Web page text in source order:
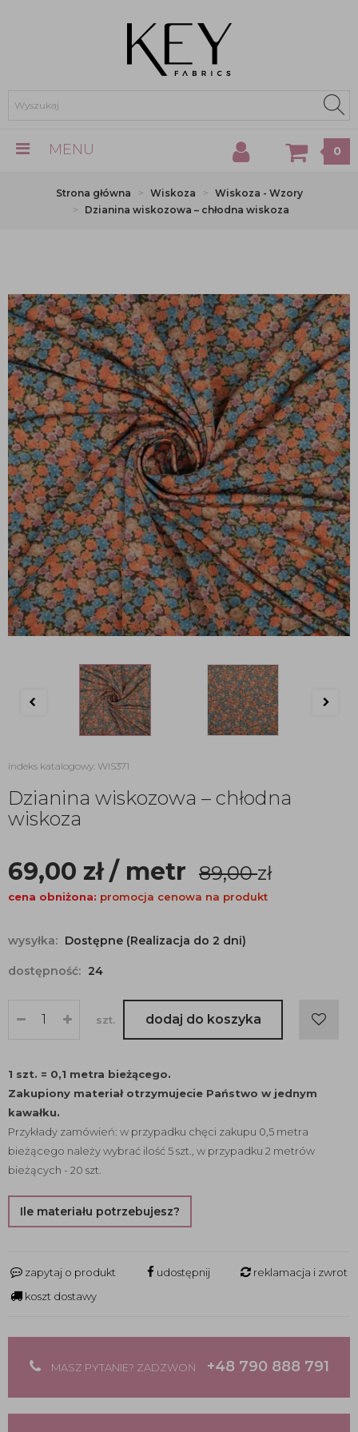
MENU 0
Strona główna Wiskoza
Wiskoza - Wzory
Dzianina wiskozowa – chłodna wiskoza
indeks katalogowy: WIS371
Dzianina wiskozowa – chłodna
wiskoza
69,00 zł/ metr 89,00zł
cena obniżona: promocja cenowa na produkt
wysyłka: Dostępne (Realizacja do 2 dni)
dostępność: 24
szt. dodaj do koszyka
1 szt. = 0,1 metra bieżącego.
Zakupiony materiał otrzymujecie Państwo w jednym
kawałku.
Przykłady zamówień: w przypadku chęci zakupu 0,5 metra
bieżącego należy wybrać ilość 5 szt., w przypadku 2 metrów
bieżących - 20 szt.
Ile materiału potrzebujesz?
zapytaj o produkt udostępnij
reklamacja i zwrot
koszt dostawy
MASZ PYTANIE? ZADZWOŃ +48 790 888 791